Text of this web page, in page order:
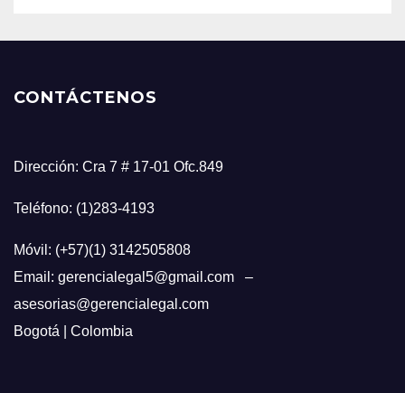
CONTÁCTENOS
Dirección: Cra 7 # 17-01 Ofc.849
Teléfono: (1)283-4193
Móvil: (+57)(1) 3142505808
Email: gerencialegal5@gmail.com –
asesorias@gerencialegal.com
Bogotá | Colombia